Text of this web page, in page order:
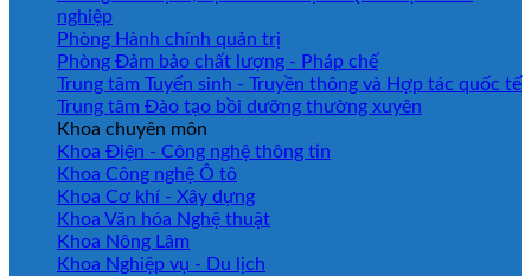
nghiệp
Phòng Hành chính quản trị
Phòng Đảm bảo chất lượng - Pháp chế
Trung tâm Tuyển sinh - Truyền thông và Hợp tác quốc tế
Trung tâm Đào tạo bồi dưỡng thường xuyên
Khoa chuyên môn
Khoa Điện - Công nghệ thông tin
Khoa Công nghệ Ô tô
Khoa Cơ khí - Xây dựng
Khoa Văn hóa Nghệ thuật
Khoa Nông Lâm
Khoa Nghiệp vụ - Du lịch